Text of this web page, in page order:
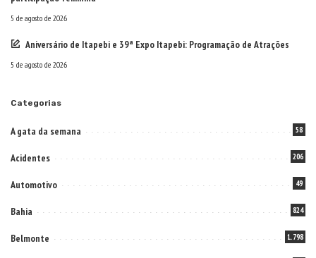
5 de agosto de 2026
Aniversário de Itapebi e 39ª Expo Itapebi: Programação de Atrações
5 de agosto de 2026
Categorias
A gata da semana 58
Acidentes 206
Automotivo 49
Bahia 824
Belmonte 1.798